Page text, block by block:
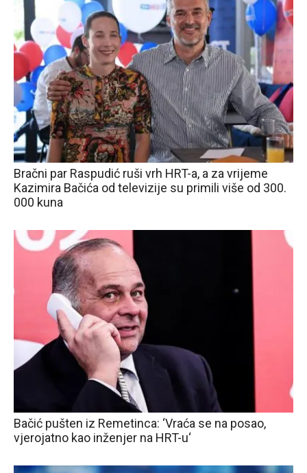
Bračni par Raspudić ruši vrh HRT-a, a za vrijeme
Kazimira Bačića od televizije su primili više od 300.
000 kuna
Bačić pušten iz Remetinca: ‘Vraća se na posao,
vjerojatno kao inženjer na HRT-u‘